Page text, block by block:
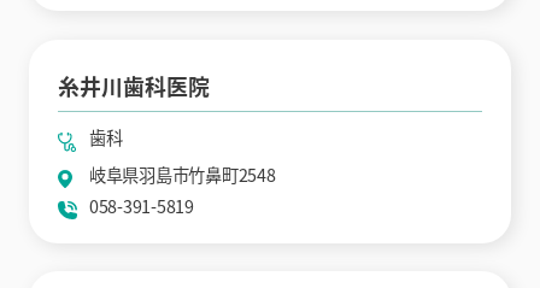
糸井川歯科医院
歯科
岐阜県羽島市竹鼻町2548
058-391-5819